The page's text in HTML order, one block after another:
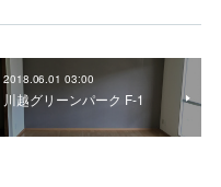
2018.06.01 03:00
川越グリーンパーク F-1